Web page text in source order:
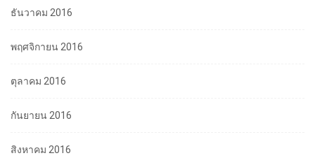
ธันวาคม 2016
พฤศจิกายน 2016
ตุลาคม 2016
กันยายน 2016
สิงหาคม 2016